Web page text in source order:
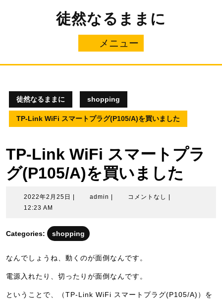
ス
徒然なるままに
メニュー
ニ
ー
徒然なるままに shopping
TP-Link WiFi スマートプラグ(P105/A)を買いました
TP-Link WiFi スマートプラ
グ(P105/A)を買いました
2022年2月25日
2022
25
admin adminコメントなし
12:23 AM
Categories: shopping
なんでしょうね、動くのが面倒なんです。
電源入れたり、切ったりが面倒なんです。
ということで、（TP-Link WiFi スマートプラグ(P105/A)）を